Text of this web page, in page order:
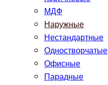
МДФ
Наружные
Нестандартные
Одностворчатые
Офисные
Парадные